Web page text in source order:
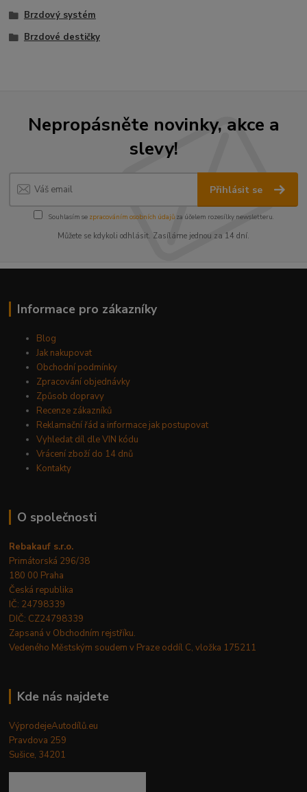
Brzdový systém
Brzdové destičky
Nepropásněte novinky, akce a
slevy!
Přihlásit se
Souhlasím se zpracováním osobních údajůza účelem rozesílky newsletteru.
Můžete se kdykoli odhlásit. Zasíláme jednou za 14 dní.
Informace pro zákazníky
Blog
Jak nakupovat
Obchodní podmínky
Zpracování objednávky
Způsob dopravy
Recenze zákazníků
Reklamační řád a informace jak postupovat
Vyhledat díl dle VIN kódu
Vrácení zboží do 14 dnů
Kontakty
O společnosti
Rebakauf s.r.o.
Primátorská 296/38
180 00 Praha
Česká republika
IČ: 24798339
DIČ: CZ24798339
Zapsaná v Obchodním rejstříku.
Vedeného Městským soudem v Praze oddíl C, vložka 175211
Kde nás najdete
VýprodejeAutodílů.eu
Pravdova 259
Sušice, 34201